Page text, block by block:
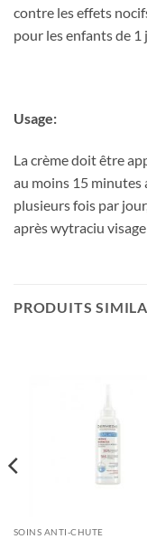
contre les effets
pour les enfants de 1
Usage:
La crème doit être
au moins 15 minutes
plusieurs fois par
après wytraciu
PRODUITS
SOINS ANTI-CHUTE